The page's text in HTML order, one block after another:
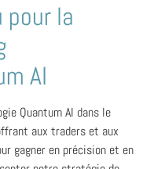
la
AI
Quantum AI dans le
aux traders et aux
gagner en précision et en